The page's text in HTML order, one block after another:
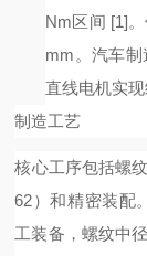
Nm区间 [1]
mm。汽车
直线电机实
制造工艺
核心工序包括螺
62）和精密装配
工装备，螺纹中